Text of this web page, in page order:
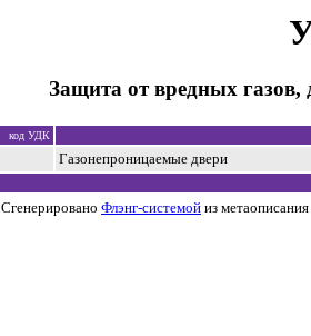
Защита от вредных
код УДК
Газонепроницаемые двери
Сгенерировано Флэнг-системой из